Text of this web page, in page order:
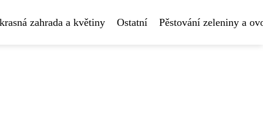
zahrada a květiny Ostatní Pěstování zeleniny a